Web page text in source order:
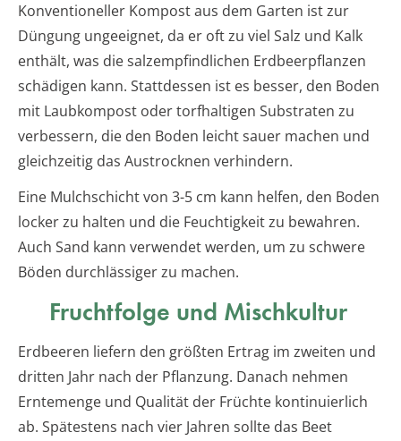
Konventioneller Kompost aus dem Garten ist zur
Düngung ungeeignet, da er oft zu viel Salz und Kalk
enthält, was die salzempfindlichen Erdbeerpflanzen
schädigen kann. Stattdessen ist es besser, den Boden
mit Laubkompost oder torfhaltigen Substraten zu
verbessern, die den Boden leicht sauer machen und
gleichzeitig das Austrocknen verhindern.
Eine Mulchschicht von 3-5 cm kann helfen, den Boden
locker zu halten und die Feuchtigkeit zu bewahren.
Auch Sand kann verwendet werden, um zu schwere
Böden durchlässiger zu machen.
Fruchtfolge und Mischkultur
Erdbeeren liefern den größten Ertrag im zweiten und
dritten Jahr nach der Pflanzung. Danach nehmen
Erntemenge und Qualität der Früchte kontinuierlich
ab. Spätestens nach vier Jahren sollte das Beet